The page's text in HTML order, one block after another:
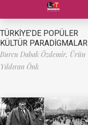
TÜRKİYE’DE POPÜLER
KÜLTÜR PARADİGMALARI
Burcu Dabak Özdemir, Ürün
Yıldıran Önk